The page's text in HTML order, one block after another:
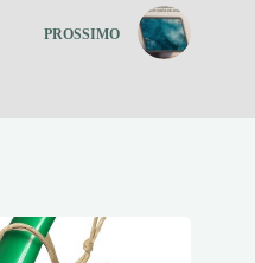
PROSSIMO